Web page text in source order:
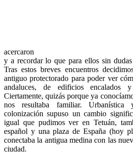
acercaron
y a recordar lo que para ellos sin
Tras estos breves encuentros
antiguo protectorado para poder ver
andaluces, de edificios encalados
Ciertamente, quizás porque ya
nos resultaba familiar. Urbanística
colonización supuso un cambio
igual que pudimos ver en Tetuán,
español y una plaza de España (hoy
conectaba la antigua medina con las
ciudad.